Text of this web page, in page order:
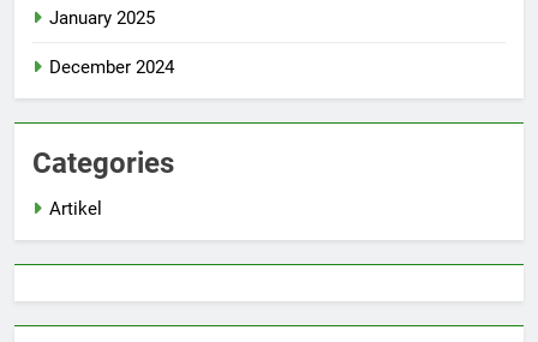
January 2025
December 2024
Categories
Artikel